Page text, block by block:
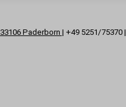
33106 Paderborn | +49 5251/75370 |